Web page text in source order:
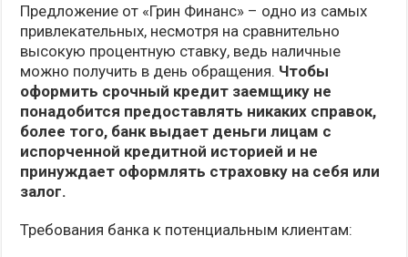
Предложение от «Грин Финанс» – одно из самых
привлекательных, несмотря на сравнительно
высокую процентную ставку, ведь наличные
можно получить в день обращения. Чтобы
оформить срочный кредит заемщику не
понадобится предоставлять никаких справок,
более того, банк выдает деньги лицам с
испорченной кредитной историей и не
принуждает оформлять страховку на себя или
залог.
Требования банка к потенциальным клиентам: